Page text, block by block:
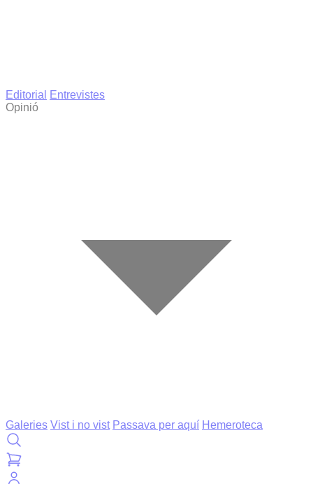
Editorial
Entrevistes
Opinió
Galeries Vist i no vist Passava per aquí Hemeroteca